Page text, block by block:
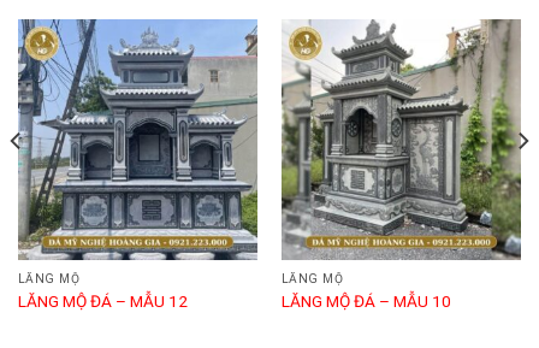
LĂNG MỘ
LĂNG MỘ ĐÁ – MẪU 12
LĂNG MỘ
LĂNG MỘ ĐÁ – MẪU 10